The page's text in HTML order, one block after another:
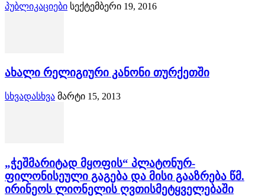
პუბლიკაციები სექტემბერი 19, 2016
ახალი რელიგიური კანონი თურქეთში
სხვადასხვა მარტი 15, 2013
„ჭეშმარიტად მყოფის“ პლატონურ-
ფილონისეული გაგება და მისი გააზრება წმ.
ირინეოს ლიონელის ღვთისმეტყველებაში